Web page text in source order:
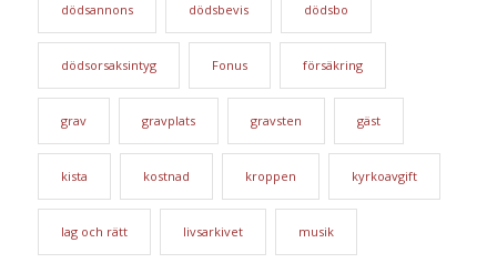
dödsannons dödsbevis dödsbo
dödsorsaksintyg Fonus försäkring
grav gravplats gravsten gäst
kista kostnad kroppen kyrkoavgift
lag och rätt livsarkivet musik